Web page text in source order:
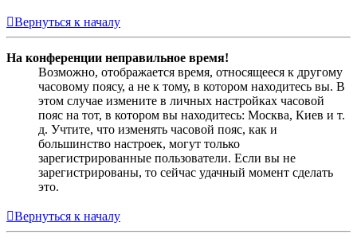
Вернуться к началу
На конференции неправильное время!
Возможно, отображается время, относящееся к другому
часовому поясу, а не к тому, в котором находитесь вы. В
этом случае измените в личных настройках часовой
пояс на тот, в котором вы находитесь: Москва, Киев и т.
д. Учтите, что изменять часовой пояс, как и
большинство настроек, могут только
зарегистрированные пользователи. Если вы не
зарегистрированы, то сейчас удачный момент сделать
это.
Вернуться к началу